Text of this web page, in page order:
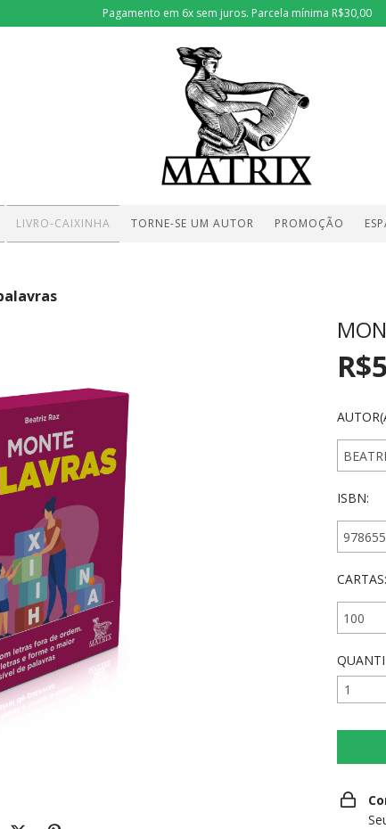
Pagamento em 6x sem juros. Parcela mínima R$30,00
LIVRO-CAIXINHA TORNE-SE UM AUTOR PROMOÇÃO
ISBN:
CARTAS: